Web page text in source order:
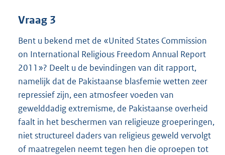
Vraag 3
Bent u bekend met de «United States Commission
on International Religious Freedom Annual Report
2011»? Deelt u de bevindingen van dit rapport,
namelijk dat de Pakistaanse blasfemie wetten zeer
repressief zijn, een atmosfeer voeden van
gewelddadig extremisme, de Pakistaanse overheid
faalt in het beschermen van religieuze groeperingen,
niet structureel daders van religieus geweld vervolgt
of maatregelen neemt tegen hen die oproepen tot